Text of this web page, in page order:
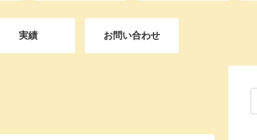
実績 お問い合わせ